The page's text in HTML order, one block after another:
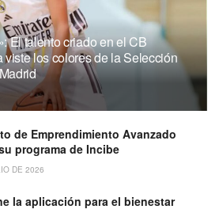
El talento criado en el CB
los colores de la Selección
de Emprendimiento Avanzado
programa de Incibe
DE 2026
la aplicación para el bienestar